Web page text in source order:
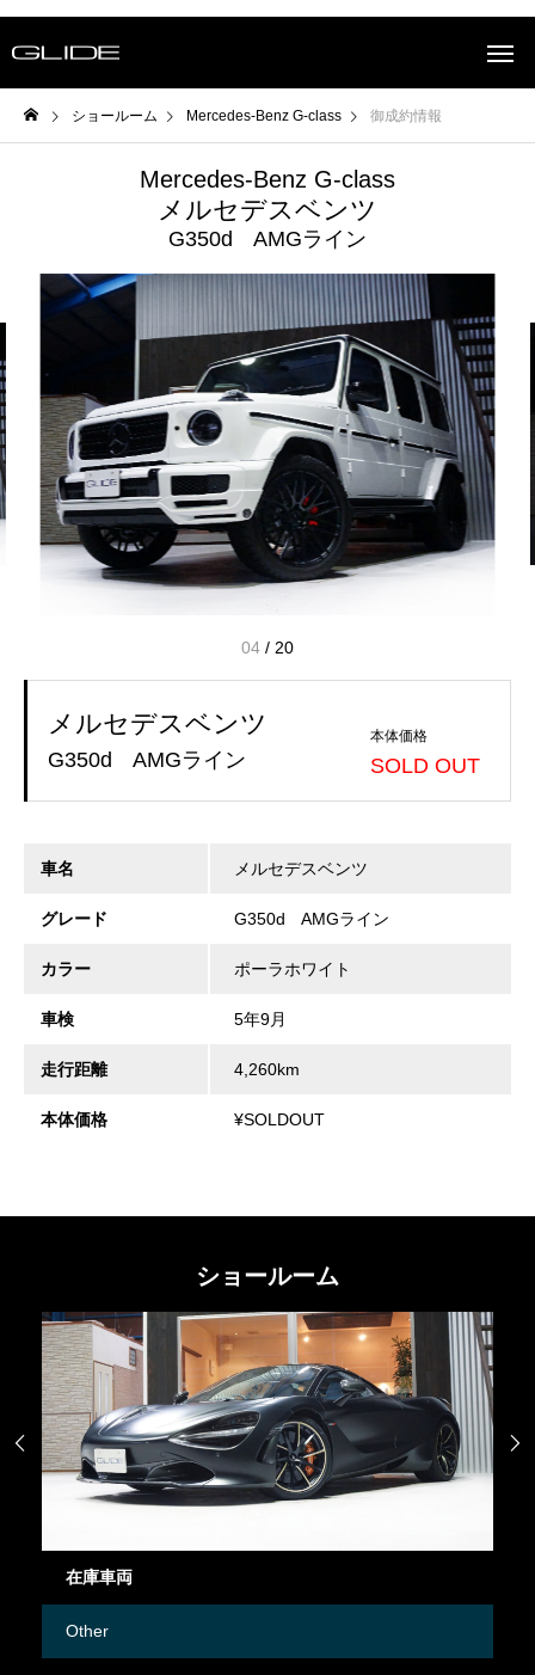
ショールーム Mercedes-Benz G-class 御成約情報
Mercedes-Benz G-class
メルセデスベンツ
G350d AMGライン
04 / 20
メルセデスベンツ
G350d AMGライン
本体価格
SOLD OUT
車名 メルセデスベンツ
グレード G350d AMGライン
カラー ポーラホワイト
車検 5年9月
走行距離 4,260km
本体価格 ¥SOLDOUT
ショールーム
在庫車両
Other
 